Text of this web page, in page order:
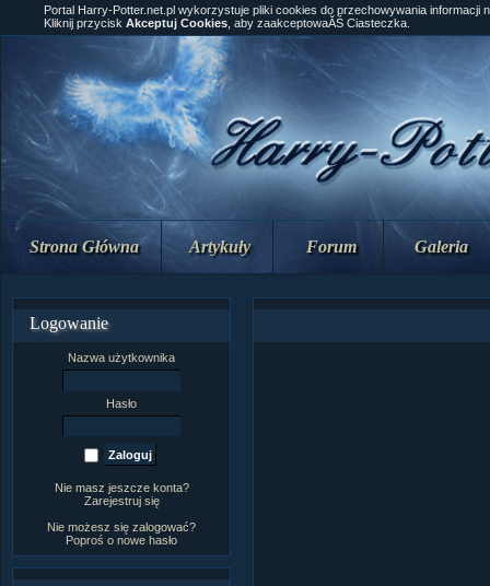
Strona Główna Artykuły Forum Galeria
Logowanie
Nazwa użytkownika
Hasło
Nie masz jeszcze konta?
Zarejestruj się
Nie możesz się zalogować?
Poproś o nowe hasło
Portal Harry-Potter.net.pl wykorzystuje pliki cookies do przechowywania informacji
Kliknij przycisk Akceptuj Cookies , aby zaakceptowaĂŚ Ciasteczka.